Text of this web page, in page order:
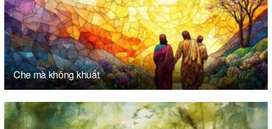
Che mà không khuất